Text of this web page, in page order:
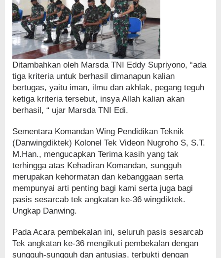
Ditambahkan oleh Marsda TNI Eddy Supriyono, “ada
tiga kriteria untuk berhasil dimanapun kalian
bertugas, yaitu iman, ilmu dan akhlak, pegang teguh
ketiga kriteria tersebut, insya Allah kalian akan
berhasil, “ ujar Marsda TNI Edi.
Sementara Komandan Wing Pendidikan Teknik
(Danwingdiktek) Kolonel Tek Videon Nugroho S, S.T.
M.Han., mengucapkan Terima kasih yang tak
terhingga atas Kehadiran Komandan, sungguh
merupakan kehormatan dan kebanggaan serta
mempunyai arti penting bagi kami serta juga bagi
pasis sesarcab tek angkatan ke-36 wingdiktek.
Ungkap Danwing.
Pada Acara pembekalan ini, seluruh pasis sesarcab
Tek angkatan ke-36 mengikuti pembekalan dengan
sungguh-sungguh dan antusias, terbukti dengan